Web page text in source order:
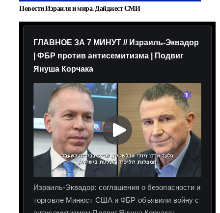
Новости Израиля и мира. Дайджест СМИ